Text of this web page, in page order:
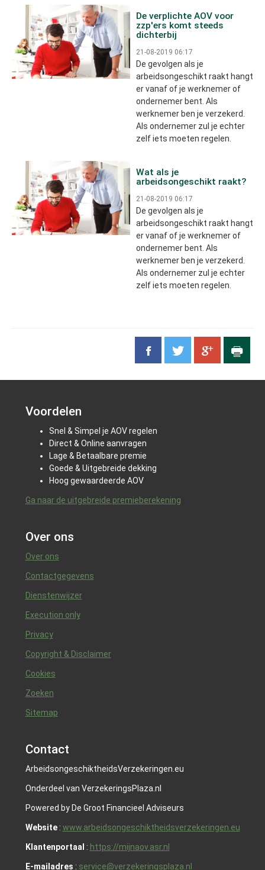
De verplichte AOV voor
zzp'ers komt steeds
dichterbij
21-08-2019 06:17
De gevolgen als je
arbeidsongeschikt raakt hangt
er vanaf of je werknemer of
ondernemer bent. Als
werknemer ben je verzekerd.
Als ondernemer zul je echter
zelf iets moeten regelen.
Wat als je
arbeidsongeschikt raakt?
21-08-2019 06:17
De gevolgen als je
arbeidsongeschikt raakt hangt
er vanaf of je werknemer of
ondernemer bent. Als
werknemer ben je verzekerd.
Als ondernemer zul je echter
zelf iets moeten regelen.
Voordelen
Snel & Simpel je AOV regelen
Direct & Online aanvragen
Lage & Betaalbare premie
Goede & Uitgebreide dekking
Hoog gewaardeerde AOV
Ga naar de uitgebreide premieberekening
Over ons
Over ons
Contactgegevens
Dienstenwijzer
Execution only
Privacy
Copyright & Disclaimer
Cookies
Zoeken
Sitemap
Contact
ArbeidsongeschiktheidsVerzekeringen.eu
Onderdeel van VerzekeringsPlaza.nl
Powered by De Groot Financieel Adviseurs
Website: www.arbeidsongeschiktheidsverzekeringen.eu
Klantenportaal : https://mijnaov.asr.nl
E-mailadres : service@verzekeringsplaza.nl